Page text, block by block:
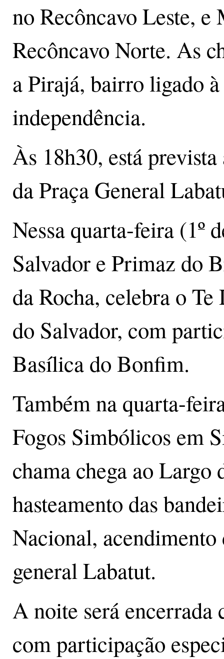
no Recôncavo Leste, e
Recôncavo Norte. As
a Pirajá, bairro ligado
independência.
Às 18h30, está
da Praça General
Nessa quarta-feira (1º
Salvador e Primaz do
da Rocha, celebra o
do Salvador, com
Basílica do Bonfim.
Também na quarta-
Fogos Simbólicos em
chama chega ao Largo
hasteamento das
Nacional,
general Labatut.
A noite será
com participação